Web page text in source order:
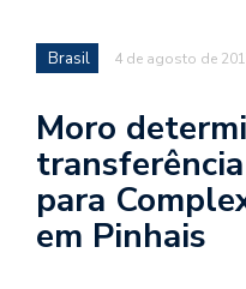
Brasil 4 de agosto de
Moro
para
em Pinhais